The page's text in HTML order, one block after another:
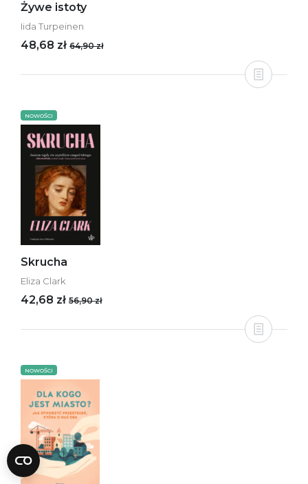
Żywe istoty
Iida Turpeinen
48,68 zł 64,90 zł
NOWOŚCI
Skrucha
Eliza Clark
42,68 zł 56,90 zł
NOWOŚCI